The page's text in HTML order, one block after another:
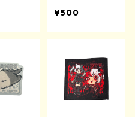
¥500